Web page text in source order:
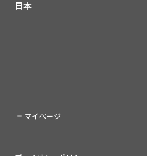
日本
マイページ